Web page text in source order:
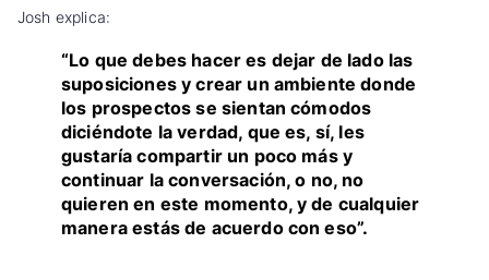
Josh explica:
“Lo que debes hacer es dejar de lado las
suposiciones y crear un ambiente donde
los prospectos se sientan cómodos
diciéndote la verdad, que es, sí, les
gustaría compartir un poco más y
continuar la conversación, o no, no
quieren en este momento, y de cualquier
manera estás de acuerdo con eso”.